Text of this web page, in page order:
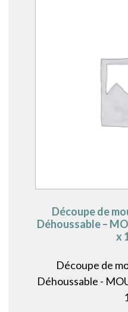
Découpe de
Déhoussable –
x
Découpe de
Déhoussable -